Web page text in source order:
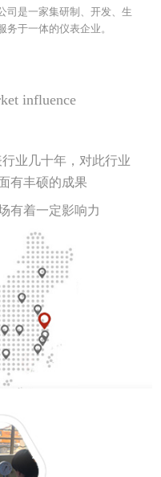
司是一家集研制、开发、生
务于一体的仪表企业。
influence
业几十年，对此行业
有丰硕的成果
有着一定影响力